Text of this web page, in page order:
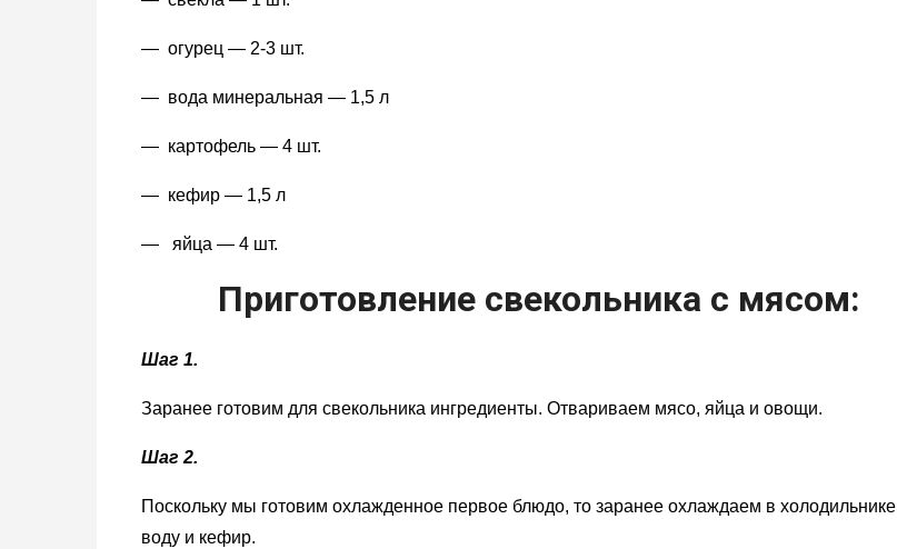
— огурец — 2-3 шт.
— вода минеральная — 1,5 л
— картофель — 4 шт.
— кефир — 1,5 л
— яйца — 4 шт.
Приготовление свекольника с мясом:
Шаг 1.
Заранее готовим для свекольника ингредиенты. Отвариваем мясо, яйца и овощи.
Шаг 2.
Поскольку мы готовим охлажденное первое блюдо, то заранее охлаждаем в холодильнике
воду и кефир.